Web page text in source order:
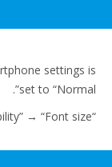
settings is
set to “Normal”.
“Settings” → “Accessibility” → “Font size”